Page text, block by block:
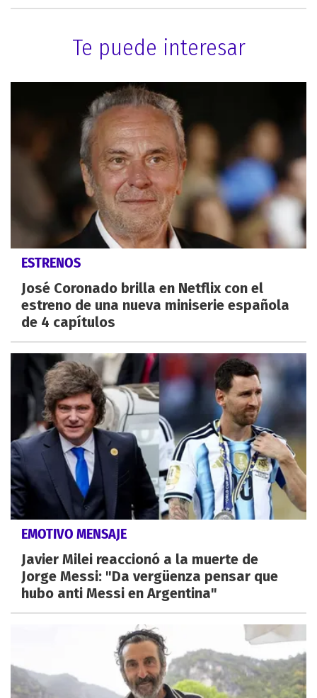
Te puede interesar
ESTRENOS
José Coronado brilla en Netflix con el
estreno de una nueva miniserie española
de 4 capítulos
EMOTIVO MENSAJE
Javier Milei reaccionó a la muerte de
Jorge Messi: "Da vergüenza pensar que
hubo anti Messi en Argentina"